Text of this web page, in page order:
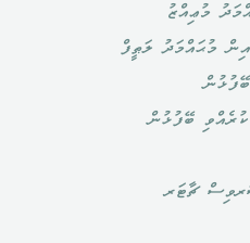
މުޢިއްޒު
މުޙައްމަދު ލަޠީފް
ބޭފުޅުން
ޗާޓަރ